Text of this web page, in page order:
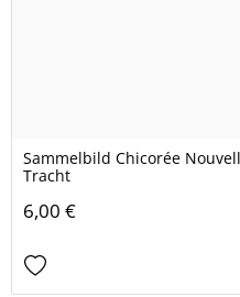
Sammelbild Chicorée
Tracht
6,00 €